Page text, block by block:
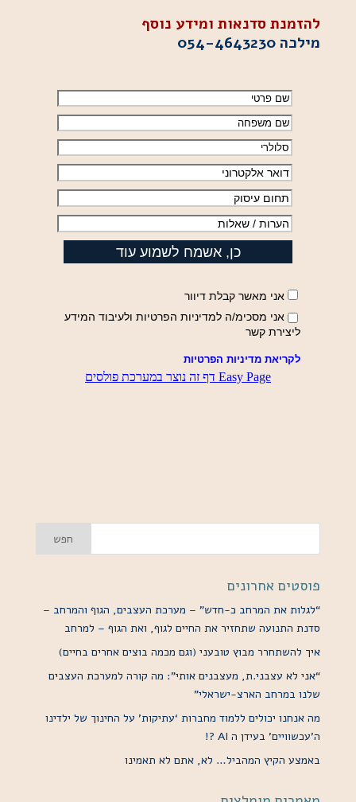
להזמנת סדנאות ומידע נוסף
מילכה 054-4643230
פוסטים אחרונים
“לגלות את המרחב כ-חדש” – מערכת העצבים, הגוף והמרחב –
סדנת התנועה שתחזיר את החיים לגוף, ואת הגוף – למרחב
איך להשתחרר מבוץ טובעני (וגם מכמה בוצים אחרים בחיים)
“אני לא עצבני.ת, מעצבנים אותי”: מה קורה למערכת העצבים
שלנו במרחב הארצ-ישראלי”
מה אנחנו יכולים ללמוד מחברות ‘עתיקות’ על החינוך של ילדינו
ה’עכשוויים’ בעידן ה AI ?!
באמצע הקיץ המהביל… לא, אתם לא תאמינו